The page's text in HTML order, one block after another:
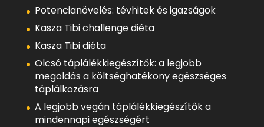
Potencianövelés: tévhitek és igazságok
Kasza Tibi challenge diéta
Kasza Tibi diéta
Olcsó táplálékkiegészítők: a legjobb
megoldás a költséghatékony egészséges
táplálkozásra
A legjobb vegán táplálékkiegészítők a
mindennapi egészségért